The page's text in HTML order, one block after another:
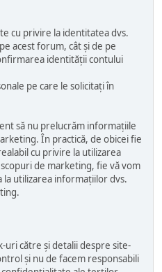
cu privire la identitatea dvs.
acest forum, cât și de pe
identității contului
pe care le solicitați în
să nu prelucrăm informațiile
În practică, de obicei fie
cu privire la utilizarea
de marketing, fie vă vom
utilizarea informațiilor dvs.
uri către și detalii despre site-
și nu de facem responsabili